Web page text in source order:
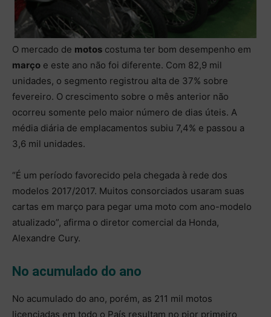
O mercado de motos costuma ter bom desempenho em
março e este ano não foi diferente. Com 82,9 mil
unidades, o segmento registrou alta de 37% sobre
fevereiro. O crescimento sobre o mês anterior não
ocorreu somente pelo maior número de dias úteis. A
média diária de emplacamentos subiu 7,4% e passou a
3,6 mil unidades.
“É um período favorecido pela chegada à rede dos
modelos 2017/2017. Muitos consorciados usaram suas
cartas em março para pegar uma moto com ano-modelo
atualizado”, afirma o diretor comercial da Honda,
Alexandre Cury.
No acumulado do ano
No acumulado do ano, porém, as 211 mil motos
licenciadas em todo o País resultam no pior primeiro